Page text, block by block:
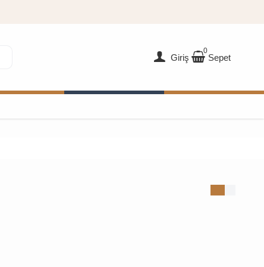
Giriş
0
Sepet